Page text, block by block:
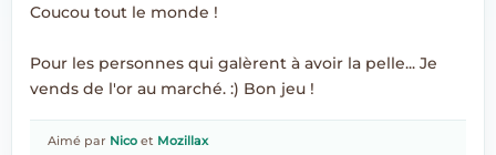
Coucou tout le monde !
Pour les personnes qui galèrent à avoir la pelle... Je
vends de l'or au marché. :) Bon jeu !
Aimé par Nico et Mozillax